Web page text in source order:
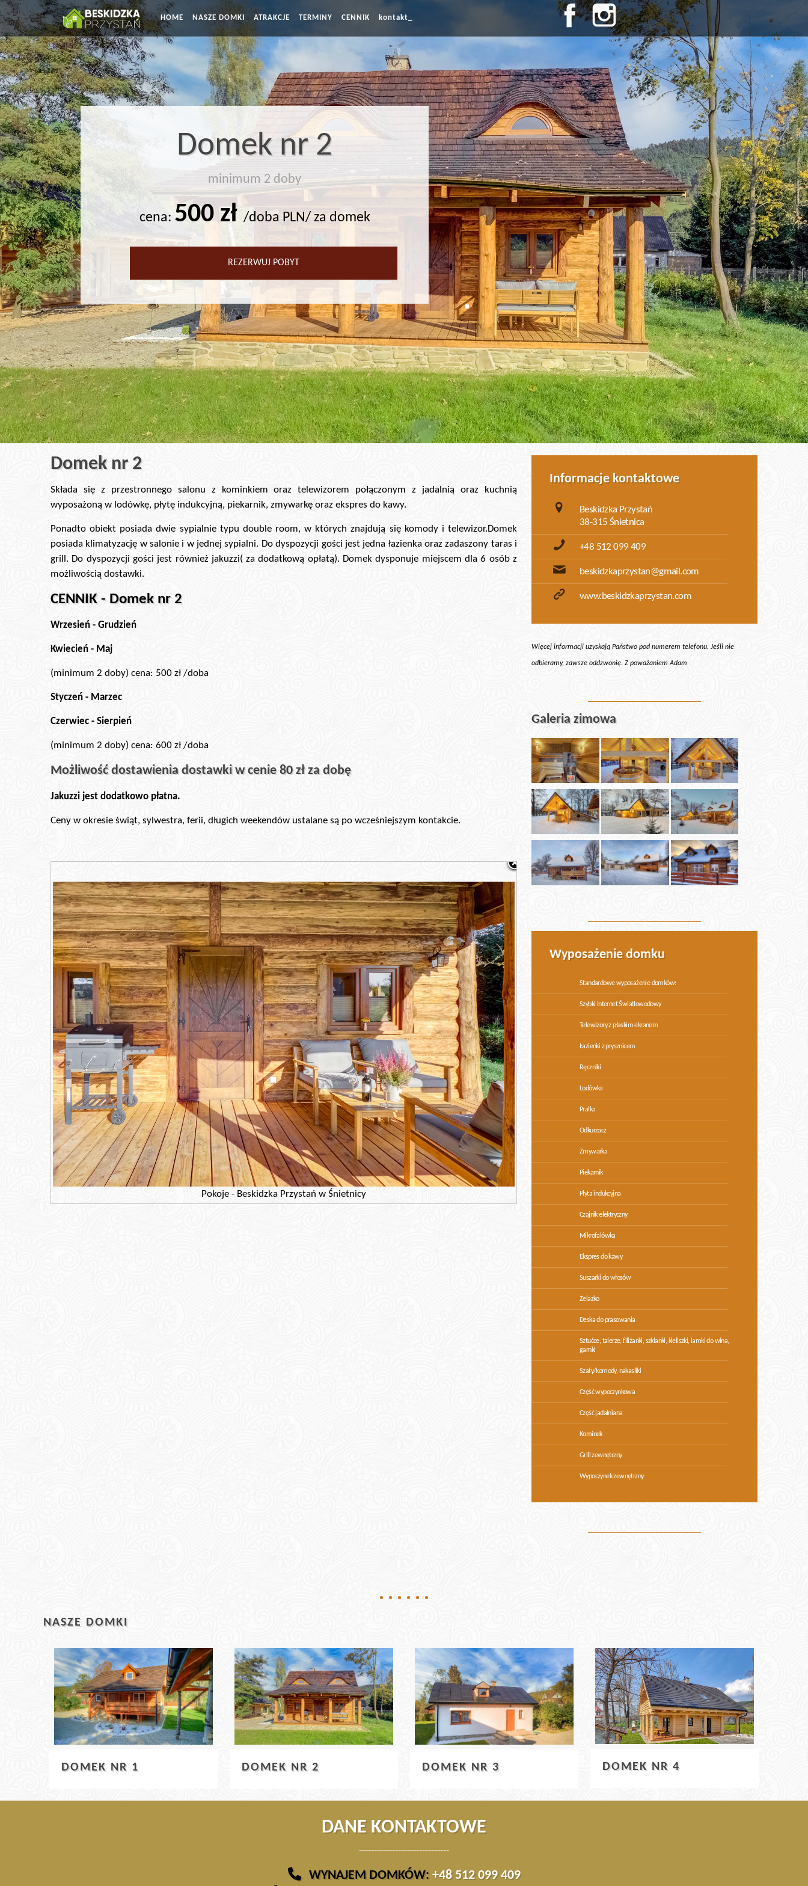
HOME NASZE DOMKI ATRAKCJE TERMINY CENNIK kontakt_
Domek nr 2
minimum 2 doby
cena: 500 zł /doba PLN/ za domek
REZERWUJ POBYT
Domek nr 2
Składa się z przestronnego salonu z kominkiem oraz telewizorem połączonym z jadalnią oraz kuchnią
wyposażoną w lodówkę, płytę indukcyjną, piekarnik, zmywarkę oraz ekspres do kawy.
Ponadto obiekt posiada dwie sypialnie typu double room, w których znajdują się komody i telewizor.Domek
posiada klimatyzację w salonie i w jednej sypialni. Do dyspozycji gości jest jedna łazienka oraz zadaszony taras i
grill. Do dyspozycji gości jest również jakuzzi( za dodatkową opłatą). Domek dysponuje miejscem dla 6 osób z
możliwością dostawki.
CENNIK - Domek nr 2
Wrzesień - Grudzień
Kwiecień - Maj
(minimum 2 doby) cena: 500 zł /doba
Styczeń - Marzec
Czerwiec - Sierpień
(minimum 2 doby) cena: 600 zł /doba
Możliwość dostawienia dostawki w cenie 80 zł za dobę
Jakuzzi jest dodatkowo płatna.
Ceny w okresie świąt, sylwestra, ferii, długich weekendów ustalane są po wcześniejszym kontakcie.
Pokoje - Beskidzka Przystań w Śnietnicy
Informacje kontaktowe
Beskidzka Przystań
38-315 Śnietnica
+48 512 099 409
beskidzkaprzystan@gmail.com
www.beskidzkaprzystan.com
Więcej informacji uzyskają Państwo pod numerem telefonu. Jeśli nie
odbieramy, zawsze oddzwonię. Z poważaniem Adam
Galeria zimowa
Wyposażenie domku
Standardowe wyposażenie domków:
Szybki Internet Światłowodowy
Telewizory z płaskim ekranem
Łazienki z prysznicem
Ręczniki
Lodówka
Pralka
Odkurzacz
Zmywarka
Piekarnik
Płyta indukcyjna
Czajnik elektryczny
Mikrofalówka
Ekspres do kawy
Suszarki do włosów
Żelazko
Deska do prasowania
Sztućce, talerze, filiżanki, szklanki, kieliszki, lamki do wina,
garnki
Szafy/komody, nakasliki
Część wypoczynkowa
Część jadalniana
Kominek
Grill zewnętrzny
Wypoczynek zewnętrzny
NASZE DOMKI
DOMEK NR 1 DOMEK NR 2 DOMEK NR 3 DOMEK NR 4
DANE KONTAKTOWE
------------------------------
WYNAJEM DOMKÓW: +48 512 099 409